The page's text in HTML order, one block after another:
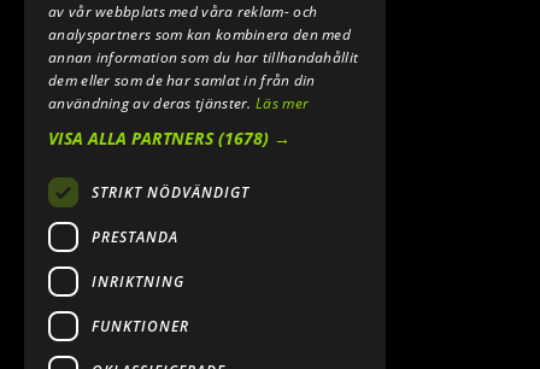
ÅNGRA MITT KÖP
2026. ALL RIGHTS RESERVED.
POWERED BY EMPORI CMS
av vår webbplats med våra reklam- och
analyspartners som kan kombinera den med
annan information som du har tillhandahållit
dem eller som de har samlat in från din
användning av deras tjänster.Läs mer
VISA ALLA PARTNERS(1678) →
STRIKT NÖDVÄNDIGT
PRESTANDA
INRIKTNING
FUNKTIONER